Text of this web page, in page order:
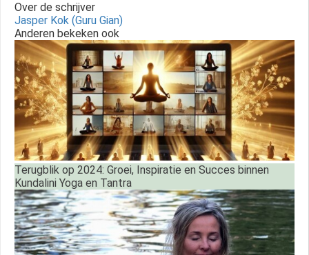
Over de schrijver
Jasper Kok (Guru Gian)
Anderen bekeken ook
Terugblik op 2024: Groei, Inspiratie en Succes binnen
Kundalini Yoga en Tantra